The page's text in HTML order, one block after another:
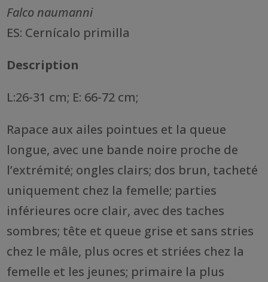
Falco naumanni
ES: Cernícalo primilla
Description
L:26-31 cm; E: 66-72 cm;
Rapace aux ailes pointues et la queue
longue, avec une bande noire proche de
l’extrémité; ongles clairs; dos brun, tacheté
uniquement chez la femelle; parties
inférieures ocre clair, avec des taches
sombres; tête et queue grise et sans stries
chez le mâle, plus ocres et striées chez la
femelle et les jeunes; primaire la plus